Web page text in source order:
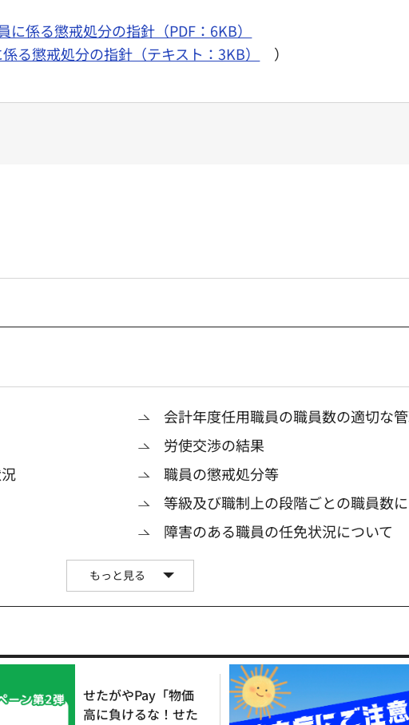
係る懲戒処分の指針（PDF：6KB）
る懲戒処分の指針（テキスト：3KB） ）
会計年度任用職員の職員数の適切な
労使交渉の結果
職員の懲戒処分等
等級及び職制上の段階ごとの職員数
障害のある職員の任免状況について
もっと見る
せたがやPay「物価
高に負けるな！せた